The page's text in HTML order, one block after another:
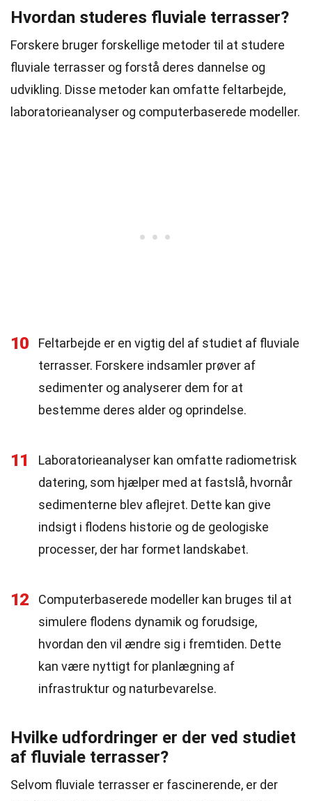
Hvordan studeres fluviale terrasser?
Forskere bruger forskellige metoder til at studere
fluviale terrasser og forstå deres dannelse og
udvikling. Disse metoder kan omfatte feltarbejde,
laboratorieanalyser og computerbaserede modeller.
10
Feltarbejde er en vigtig del af studiet af fluviale
terrasser. Forskere indsamler prøver af
sedimenter og analyserer dem for at
bestemme deres alder og oprindelse.
11
Laboratorieanalyser kan omfatte radiometrisk
datering, som hjælper med at fastslå, hvornår
sedimenterne blev aflejret. Dette kan give
indsigt i flodens historie og de geologiske
processer, der har formet landskabet.
12
Computerbaserede modeller kan bruges til at
simulere flodens dynamik og forudsige,
hvordan den vil ændre sig i fremtiden. Dette
kan være nyttigt for planlægning af
infrastruktur og naturbevarelse.
Hvilke udfordringer er der ved studiet
af fluviale terrasser?
Selvom fluviale terrasser er fascinerende, er der